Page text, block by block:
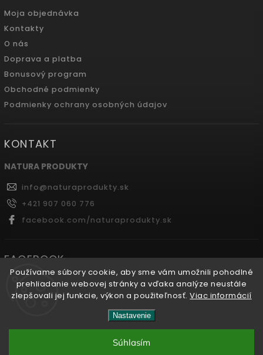
Používame súbory cookie, aby sme vám umožnili pohodlné
prehliadanie webovej stránky a vďaka analýze neustále
zlepšovali jej funkcie, výkon a použiteľnosť.Viac informácií
Nastavenie
Súhlasím
Moja objednávka
Kontakty
O nás
Doprava a platba
Bonusový program
Obchodné podmienky
Podmienky ochrany osobných údajov
KONTAKT
NATURA PRODUKTY
info@naturaprodukty.sk
+421 907 060 776
facebook.com/naturaprodukty.sk
FACEBOOK
Naturaprodukty.sk
vyhradené.
Shoptet| Design